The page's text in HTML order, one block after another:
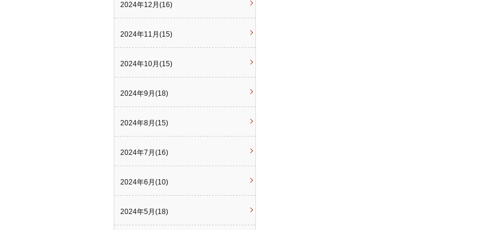
2024年12月(16)
2024年11月(15)
2024年10月(15)
2024年9月(18)
2024年8月(15)
2024年7月(16)
2024年6月(10)
2024年5月(18)